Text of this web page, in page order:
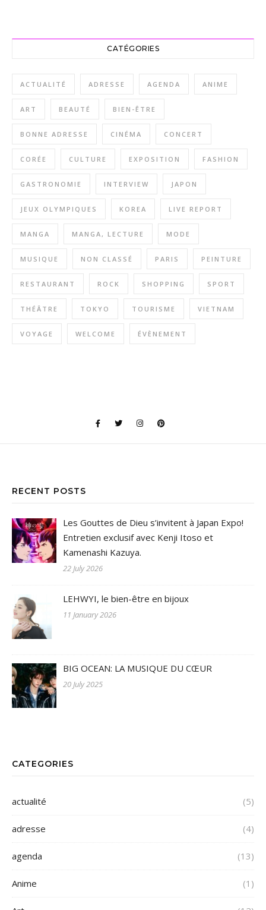
CATÉGORIES
ACTUALITÉ ADRESSE AGENDA ANIME
ART BEAUTÉ BIEN-ÊTRE
BONNE ADRESSE CINÉMA CONCERT
CORÉE CULTURE EXPOSITION FASHION
GASTRONOMIE INTERVIEW JAPON
JEUX OLYMPIQUES KOREA LIVE REPORT
MANGA MANGA, LECTURE MODE
MUSIQUE NON CLASSÉ PARIS PEINTURE
RESTAURANT ROCK SHOPPING SPORT
THÉÂTRE TOKYO TOURISME VIETNAM
VOYAGE WELCOME ÉVÈNEMENT
RECENT POSTS
Les Gouttes de Dieu s’invitent à Japan Expo!
Entretien exclusif avec Kenji Itoso et
Kamenashi Kazuya.
22 July 2026
LEHWYI, le bien-être en bijoux
11 January 2026
BIG OCEAN: LA MUSIQUE DU CŒUR
20 July 2025
CATEGORIES
actualité (5)
adresse (4)
agenda (13)
Anime (1)